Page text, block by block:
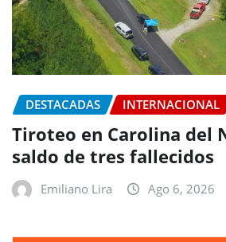
DESTACADAS INTERNACIONAL
Tiroteo en Carolina del
saldo de tres fallecidos
Emiliano Lira Ago 6, 2026